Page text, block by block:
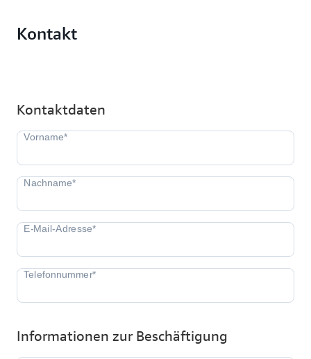
Kontakt
Kontaktdaten
Informationen zur Beschäftigung